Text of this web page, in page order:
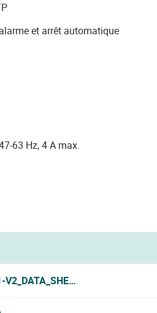
et arrêt automatique
63 Hz, 4 A max.